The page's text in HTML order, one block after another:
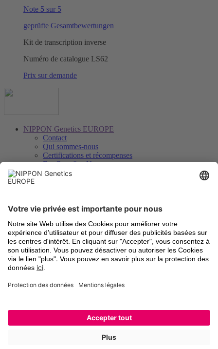
Note 5 sur 5
geprüfte Gesamtbewertungen
Kit de transcription inverse
Numéro de catalogue LS62
Prix sur demande
NIPPON Genetics EUROPE
Contact
Qui sommes-nous
Certifications et récompenses
FastGene® − Notre marque
Distributeurs
Savoir, téléchargements et service
Certificats d’analyse
Légal
Termes et Conditions
Frais d’expédition
Retour d’anciens appareils
Mentions légales
Paramètres des cookies
Marques déposées